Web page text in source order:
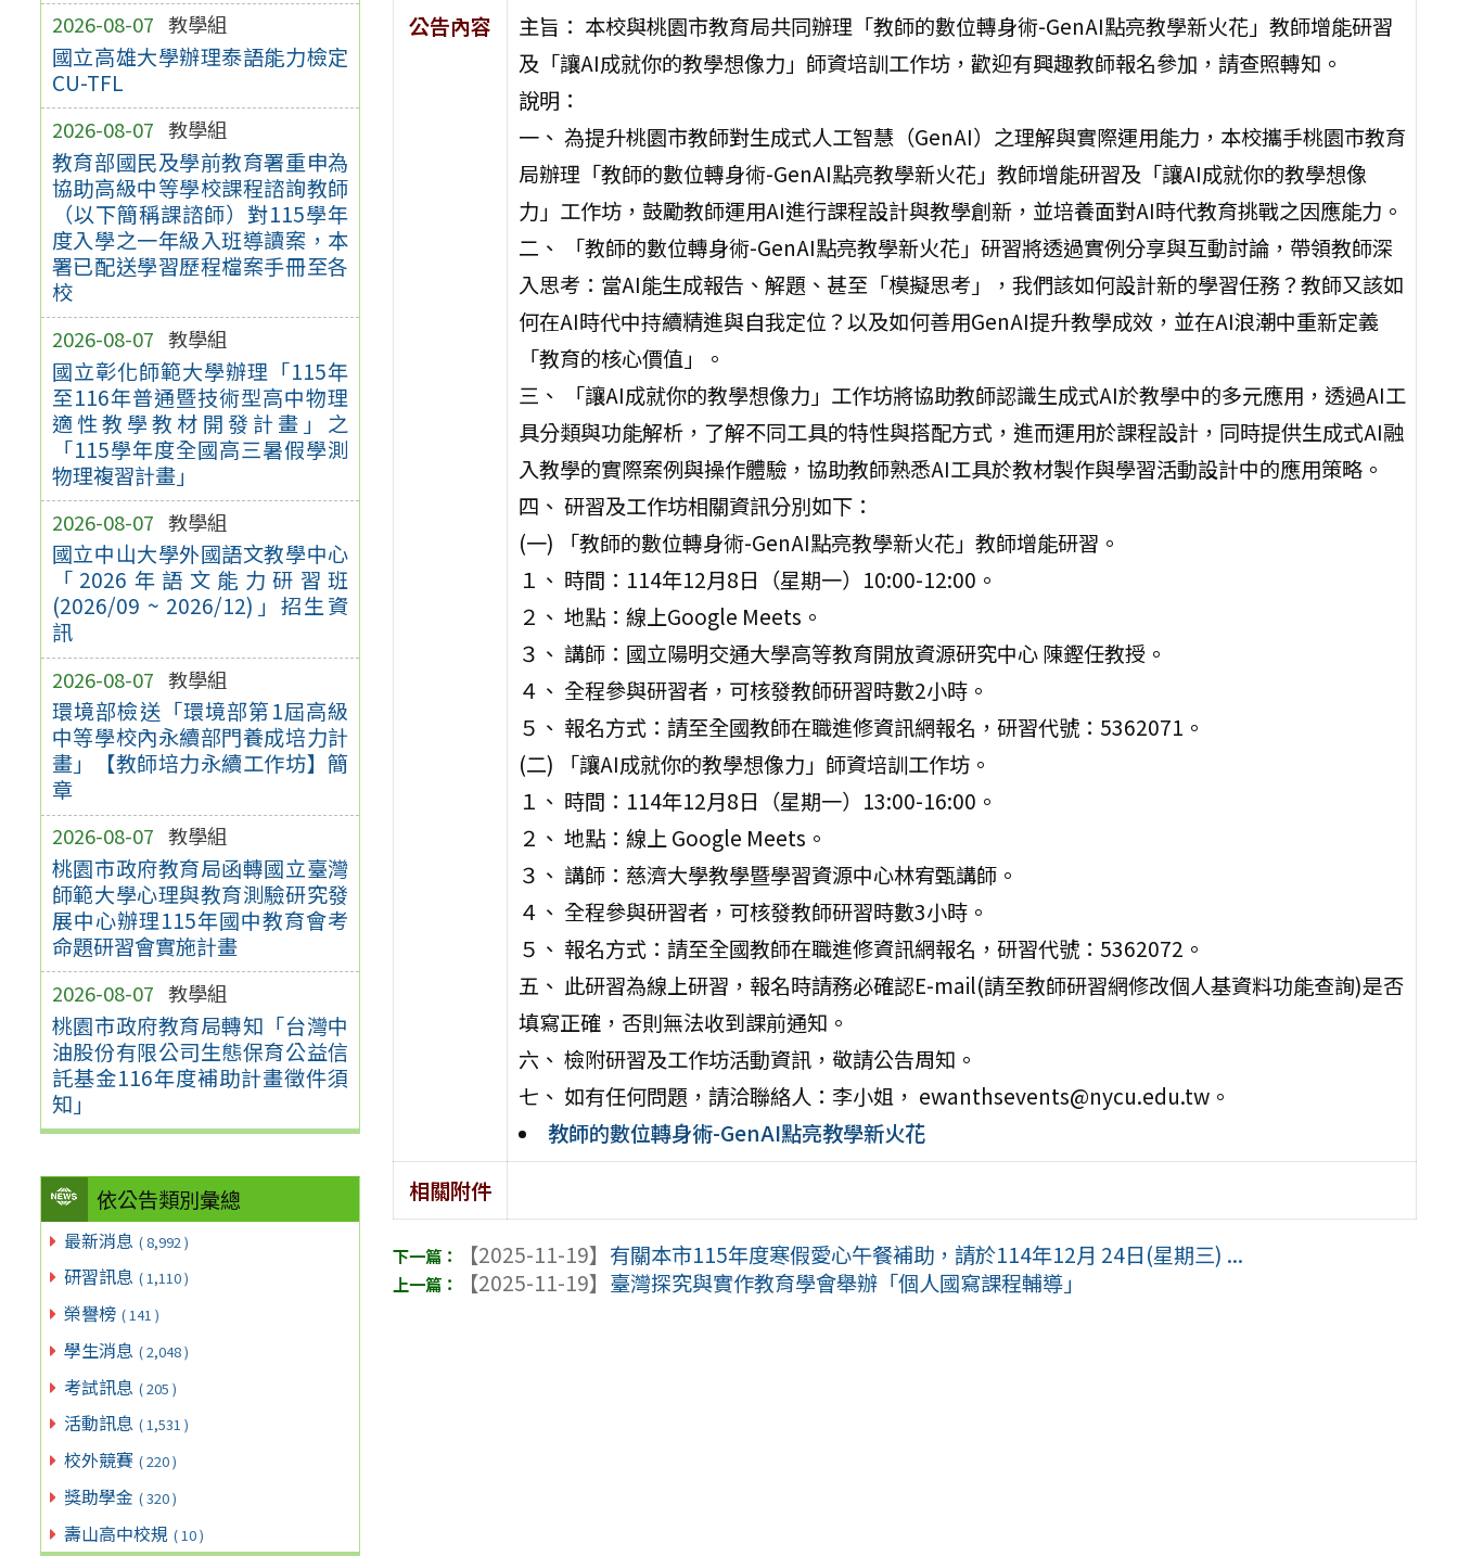
2026-08-07 教學組
國立高雄大學辦理泰語能力檢定
CU-TFL
2026-08-07 教學組
教育部國民及學前教育署重申為
協助高級中等學校課程諮詢教師
（以下簡稱課諮師）對115學年
度入學之一年級入班導讀案，本
署已配送學習歷程檔案手冊至各
校
2026-08-07 教學組
國立彰化師範大學辦理「115年
至116年普通暨技術型高中物理
適性教學教材開發計畫」之
「115學年度全國高三暑假學測
物理複習計畫」
2026-08-07 教學組
國立中山大學外國語文教學中心
「2026年語文能力研習班
(2026/09 ~ 2026/12)」招生資
訊
2026-08-07 教學組
環境部檢送「環境部第1屆高級
中等學校內永續部門養成培力計
畫」【教師培力永續工作坊】簡
章
2026-08-07 教學組
桃園市政府教育局函轉國立臺灣
師範大學心理與教育測驗研究發
展中心辦理115年國中教育會考
命題研習會實施計畫
2026-08-07 教學組
桃園市政府教育局轉知「台灣中
油股份有限公司生態保育公益信
託基金116年度補助計畫徵件須
知」
依公告類別彙總
最新消息 ( 8,992 )
研習訊息 ( 1,110 )
榮譽榜 ( 141 )
學生消息 ( 2,048 )
考試訊息 ( 205 )
活動訊息 ( 1,531 )
校外競賽 ( 220 )
獎助學金 ( 320 )
壽山高中校規 ( 10 )
公告內容
主旨： 本校與桃園市教育局共同辦理「教師的數位轉身術-GenAI點亮教學新火花」教師增能研習
及「讓AI成就你的教學想像力」師資培訓工作坊，歡迎有興趣教師報名參加，請查照轉知。
說明：
一、 為提升桃園市教師對生成式人工智慧（GenAI）之理解與實際運用能力，本校攜手桃園市教育
局辦理「教師的數位轉身術-GenAI點亮教學新火花」教師增能研習及「讓AI成就你的教學想像
力」工作坊，鼓勵教師運用AI進行課程設計與教學創新，並培養面對AI時代教育挑戰之因應能力。
二、 「教師的數位轉身術-GenAI點亮教學新火花」研習將透過實例分享與互動討論，帶領教師深
入思考：當AI能生成報告、解題、甚至「模擬思考」，我們該如何設計新的學習任務？教師又該如
何在AI時代中持續精進與自我定位？以及如何善用GenAI提升教學成效，並在AI浪潮中重新定義
「教育的核心價值」。
三、 「讓AI成就你的教學想像力」工作坊將協助教師認識生成式AI於教學中的多元應用，透過AI工
具分類與功能解析，了解不同工具的特性與搭配方式，進而運用於課程設計，同時提供生成式AI融
入教學的實際案例與操作體驗，協助教師熟悉AI工具於教材製作與學習活動設計中的應用策略。
四、 研習及工作坊相關資訊分別如下：
(一) 「教師的數位轉身術-GenAI點亮教學新火花」教師增能研習。
１、 時間：114年12月8日（星期一）10:00-12:00。
２、 地點：線上Google Meets。
３、 講師：國立陽明交通大學高等教育開放資源研究中心 陳鏗任教授。
４、 全程參與研習者，可核發教師研習時數2小時。
５、 報名方式：請至全國教師在職進修資訊網報名，研習代號：5362071。
(二) 「讓AI成就你的教學想像力」師資培訓工作坊。
１、 時間：114年12月8日（星期一）13:00-16:00。
２、 地點：線上 Google Meets。
３、 講師：慈濟大學教學暨學習資源中心林宥甄講師。
４、 全程參與研習者，可核發教師研習時數3小時。
５、 報名方式：請至全國教師在職進修資訊網報名，研習代號：5362072。
五、 此研習為線上研習，報名時請務必確認E-mail(請至教師研習網修改個人基資料功能查詢)是否
填寫正確，否則無法收到課前通知。
六、 檢附研習及工作坊活動資訊，敬請公告周知。
七、 如有任何問題，請洽聯絡人：李小姐， ewanthsevents@nycu.edu.tw。
教師的數位轉身術-GenAI點亮教學新火花
相關附件
【2025-11-19】 有關本市115年度寒假愛心午餐補助，請於114年12月 24日(星期三) ...
【2025-11-19】 臺灣探究與實作教育學會舉辦「個人國寫課程輔導」